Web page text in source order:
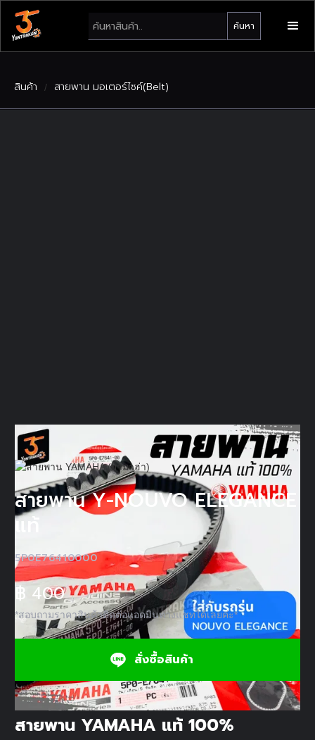
สินค้า / สายพาน มอเตอร์ไซค์(Belt)
สายพาน Y-NOUVO ELEGANCE
แท้
5P0E76410000
฿ 400
*สอบถามราคาสินค้าติดต่อแอดมินทางแชทได้เลยค่ะ*
สั่งซื้อสินค้า
สายพาน YAMAHA แท้ 100%